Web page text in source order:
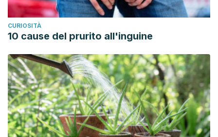
CURIOSITÀ
10 cause del prurito all'inguine